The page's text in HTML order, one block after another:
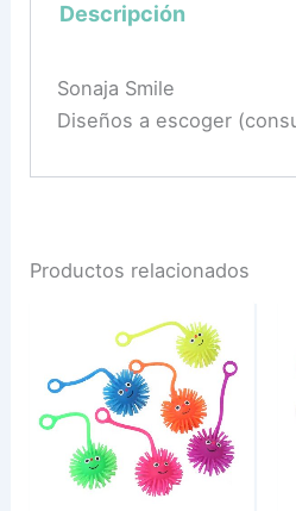
Descripción
Sonaja Smile
Diseños a escoger
Productos relacionados